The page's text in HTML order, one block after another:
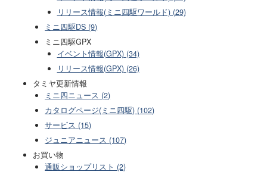
リリース情報(ミニ四駆ワールド) (29)
ミニ四駆DS (9)
ミニ四駆GPX
イベント情報(GPX) (34)
リリース情報(GPX) (26)
タミヤ更新情報
ミニ四ニュース (2)
カタログページ(ミニ四駆) (102)
サービス (15)
ジュニアニュース (107)
お買い物
通販ショップリスト (2)